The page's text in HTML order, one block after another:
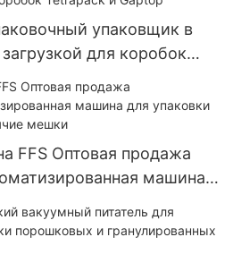
упаковщик в
для коробок
FFS Оптовая продажа
машина
в готовые стоячие